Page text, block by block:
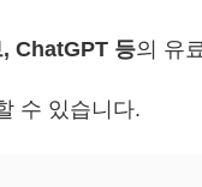
ChatGPT 등의 유
수 있습니다.